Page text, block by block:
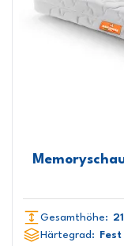
Gesamthöhe:
Härtegrad:
Fest